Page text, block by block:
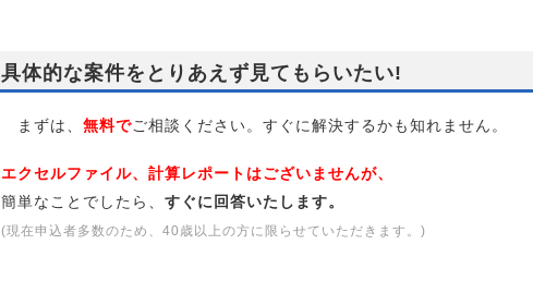
具体的な案件をとりあえず見てもらいたい!
まずは、 無料でご相談ください。すぐに解決するかも知れません。
エクセルファイル、計算レポートはございませんが、
簡単なことでしたら、 すぐに回答いたします。
(現在申込者多数のため、40歳以上の方に限らせていただきます。)